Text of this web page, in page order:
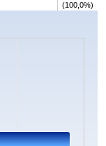
(100,0%)
to 14.